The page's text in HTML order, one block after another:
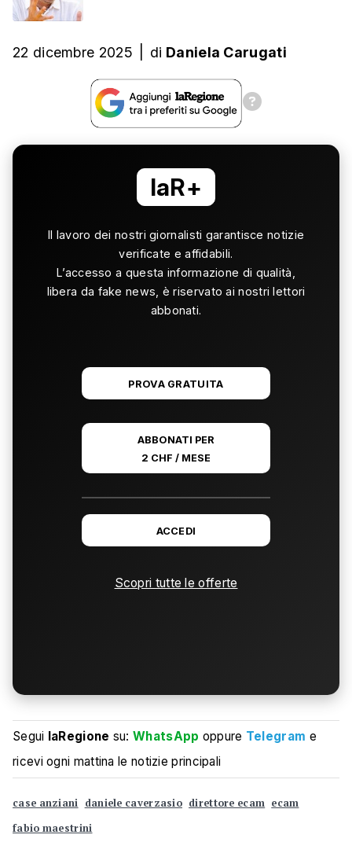
22 dicembre 2025 di Daniela Carugati
laR+
Il lavoro dei nostri giornalisti garantisce notizie
verificate e affidabili.
L’accesso a questa informazione di qualità,
libera da fake news, è riservato ai nostri lettori
abbonati.
PROVA GRATUITA
ABBONATI PER
2 CHF / MESE
ACCEDI
Scopri tutte le offerte
Segui laRegione su:WhatsApp oppure Telegram e
ricevi ogni mattina le notizie principali
case anziani daniele caverzasio direttore ecam ecam
fabio maestrini